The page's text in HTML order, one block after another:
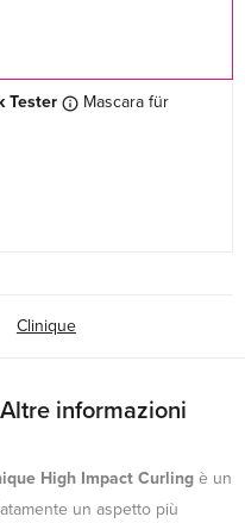
Tester
Mascara für
Clinique
Altre informazioni
High Impact Curling è un
un aspetto più